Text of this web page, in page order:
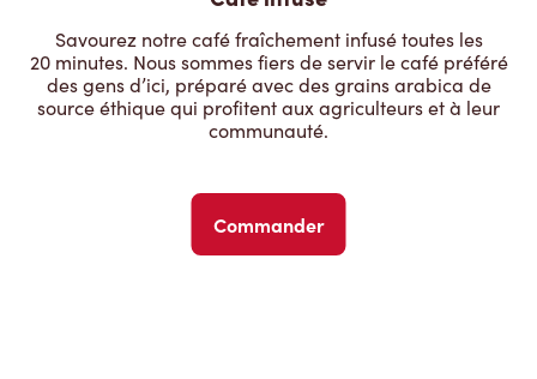
Savourez notre café fraîchement infusé toutes les
20 minutes. Nous sommes fiers de servir le café préféré
des gens d’ici, préparé avec des grains arabica de
source éthique qui profitent aux agriculteurs et à leur
communauté.
Commander